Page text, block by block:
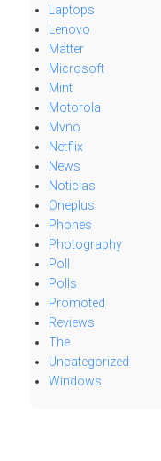
Laptops
Lenovo
Matter
Microsoft
Mint
Motorola
Mvno
Netflix
News
Noticias
Oneplus
Phones
Photography
Poll
Polls
Promoted
Reviews
The
Uncategorized
Windows